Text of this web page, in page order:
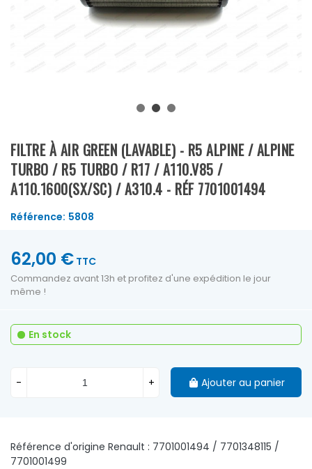
FILTRE À AIR GREEN (LAVABLE) - R5 ALPINE / ALPINE
TURBO / R5 TURBO / R17 / A110.V85 /
A110.1600(SX/SC) / A310.4 - RÉF 7701001494
Référence: 5808
Référence d'origine Renault : 7701001494 / 7701348115 /
7701001499
62,00 € TTC
Commandez avant 13h et profitez d'une expédition le jour
même !
En stock
- + Ajouter au panier